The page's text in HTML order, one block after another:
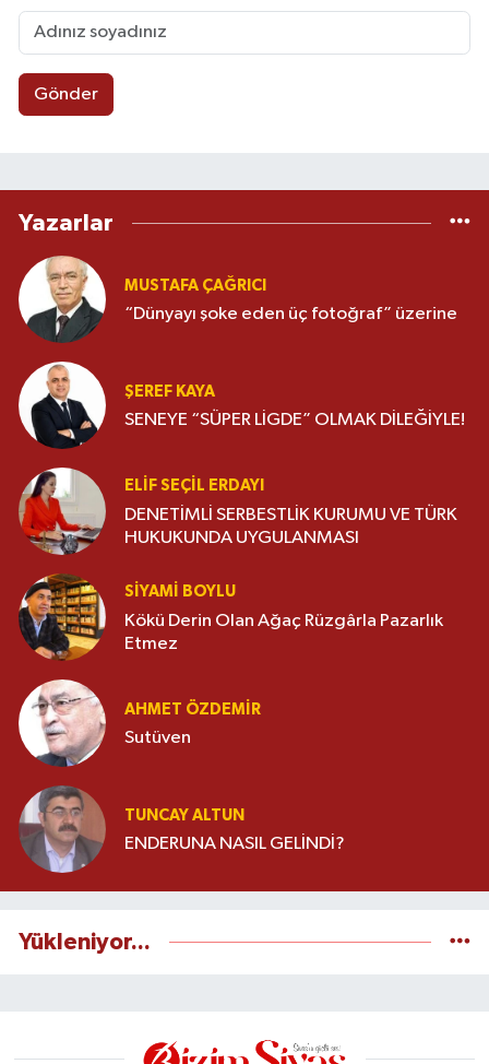
Gönder
Yazarlar
MUSTAFA ÇAĞRICI
“Dünyayı şoke eden üç fotoğraf” üzerine
ŞEREF KAYA
SENEYE “SÜPER LİGDE” OLMAK DİLEĞİYLE!
ELIF SEÇIL ERDAYI
DENETİMLİ SERBESTLİK KURUMU VE TÜRK
HUKUKUNDA UYGULANMASI
SIYAMI BOYLU
Kökü Derin Olan Ağaç Rüzgârla Pazarlık
Etmez
AHMET ÖZDEMIR
Sutüven
TUNCAY ALTUN
ENDERUNA NASIL GELİNDİ?
Yükleniyor...